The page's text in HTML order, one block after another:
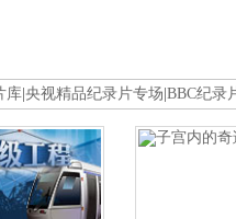
库 央视精品纪录片专场 BBC纪录